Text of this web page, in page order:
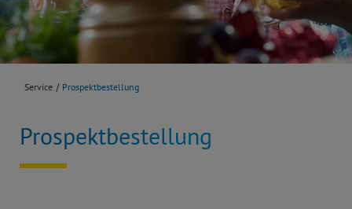
Service Prospektbestellung
Prospektbestellung